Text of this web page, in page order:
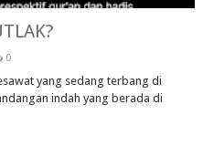
0
yang sedang terbang di
indah yang berada di